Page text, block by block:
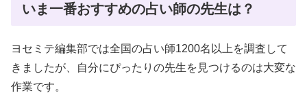
いま一番おすすめの占い師の先生は？
ヨセミテ編集部では全国の占い師1200名以上を調査して
きましたが、自分にぴったりの先生を見つけるのは大変な
作業です。